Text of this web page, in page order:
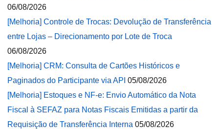
06/08/2026
[Melhoria] Controle de Trocas: Devolução de Transferência
entre Lojas – Direcionamento por Lote de Troca
06/08/2026
[Melhoria] CRM: Consulta de Cartões Históricos e
Paginados do Participante via API 05/08/2026
[Melhoria] Estoques e NF-e: Envio Automático da Nota
Fiscal à SEFAZ para Notas Fiscais Emitidas a partir da
Requisição de Transferência Interna 05/08/2026